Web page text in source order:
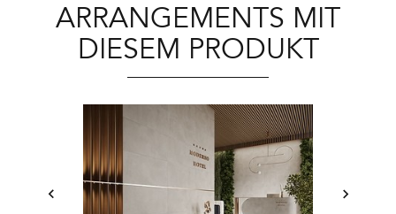
ARRANGEMENTS MIT
DIESEM PRODUKT